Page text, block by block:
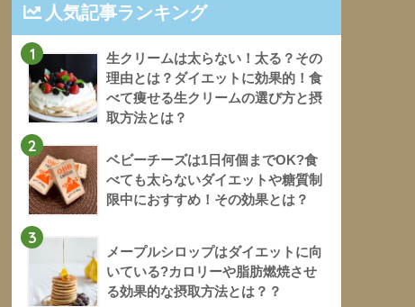
人気記事ランキング
1
生クリームは太らない！太る？その
理由とは？ダイエットに効果的！食
べて痩せる生クリームの選び方と摂
取方法とは？
2
ベビーチーズは1日何個までOK?食
べても太らないダイエットや糖質制
限中におすすめ！その効果とは？
3
メープルシロップはダイエットに向
いている?カロリーや脂肪燃焼させ
る効果的な摂取方法とは？？